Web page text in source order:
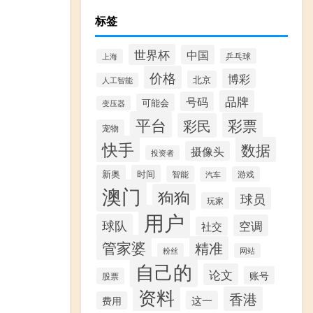
标签
上海 世界杯 中国 乒乓球
人工智能 价格 北京 博彩
变压器 可能会 号码 品牌
宠物 平台 彩民 彩票
快手 投资者 摄像头 数据
新奥 时间 智能 汽车 游戏
澳门 狗狗 玩家
球员
球队
用户 社交 空调
管家婆 粉丝 精准 网站
股票 自己的 论文
账号
费用
资料 这一 香港